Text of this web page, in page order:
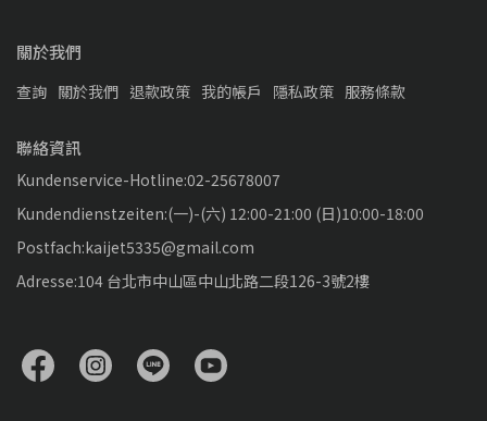
關於我們
查詢 關於我們 退款政策 我的帳戶 隱私政策 服務條款
聯絡資訊
Kundenservice-Hotline:02-25678007
Kundendienstzeiten:(一)-(六) 12:00-21:00 (日)10:00-18:00
Postfach:kaijet5335@gmail.com
Adresse:104 台北市中山區中山北路二段126-3號2樓